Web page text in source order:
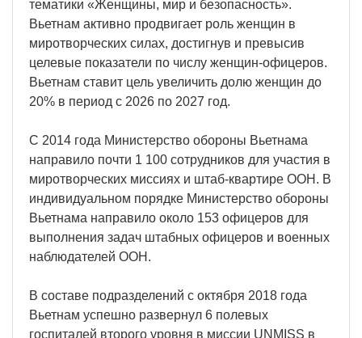
тематики «Женщины, мир и безопасность».
Вьетнам активно продвигает роль женщин в
миротворческих силах, достигнув и превысив
целевые показатели по числу женщин-офицеров.
Вьетнам ставит цель увеличить долю женщин до
20% в период с 2026 по 2027 год.
С 2014 года Министерство обороны Вьетнама
направило почти 1 100 сотрудников для участия в
миротворческих миссиях и штаб-квартире ООН. В
индивидуальном порядке Министерство обороны
Вьетнама направило около 153 офицеров для
выполнения задач штабных офицеров и военных
наблюдателей ООН.
В составе подразделений с октября 2018 года
Вьетнам успешно развернул 6 полевых
госпиталей второго уровня в миссии UNMISS в